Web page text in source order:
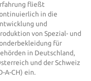
fließt
in die
und
von Spezial- und
für
in Deutschland,
und der Schweiz
A-CH) ein.